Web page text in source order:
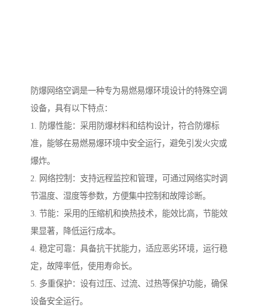
防爆网络空调是一种专为易燃易爆环境设计的特殊空调
设备，具有以下特点：
1. 防爆性能：采用防爆材料和结构设计，符合防爆标
准，能够在易燃易爆环境中安全运行，避免引发火灾或
爆炸。
2. 网络控制：支持远程监控和管理，可通过网络实时调
节温度、湿度等参数，方便集中控制和故障诊断。
3. 节能：采用的压缩机和换热技术，能效比高，节能效
果显著，降低运行成本。
4. 稳定可靠：具备抗干扰能力，适应恶劣环境，运行稳
定，故障率低，使用寿命长。
5. 多重保护：设有过压、过流、过热等保护功能，确保
设备安全运行。